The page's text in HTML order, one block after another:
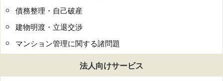
債務整理・自己破産
建物明渡・立退交渉
マンション管理に関する諸問題
法人向けサービス